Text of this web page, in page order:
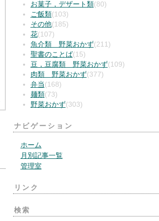
お菓子，デザート類(80)
ご飯類(103)
その他(185)
花(107)
魚介類 野菜おかず(211)
聖書のことば(15)
豆，豆腐類 野菜おかず(109)
肉類 野菜おかず(377)
弁当 (168)
麺類(73)
野菜おかず(303)
ナビゲーション
ホーム
月別記事一覧
管理室
リンク
検索